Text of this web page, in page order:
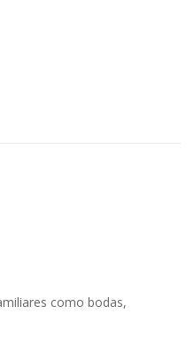
como bodas,